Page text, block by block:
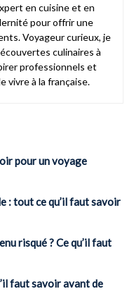
en cuisine et en
pour offrir une
Voyageur curieux, je
culinaires à
professionnels et
vivre à la française.
pour un voyage
: tout ce qu’il faut savoir
risqué ? Ce qu’il faut
faut savoir avant de